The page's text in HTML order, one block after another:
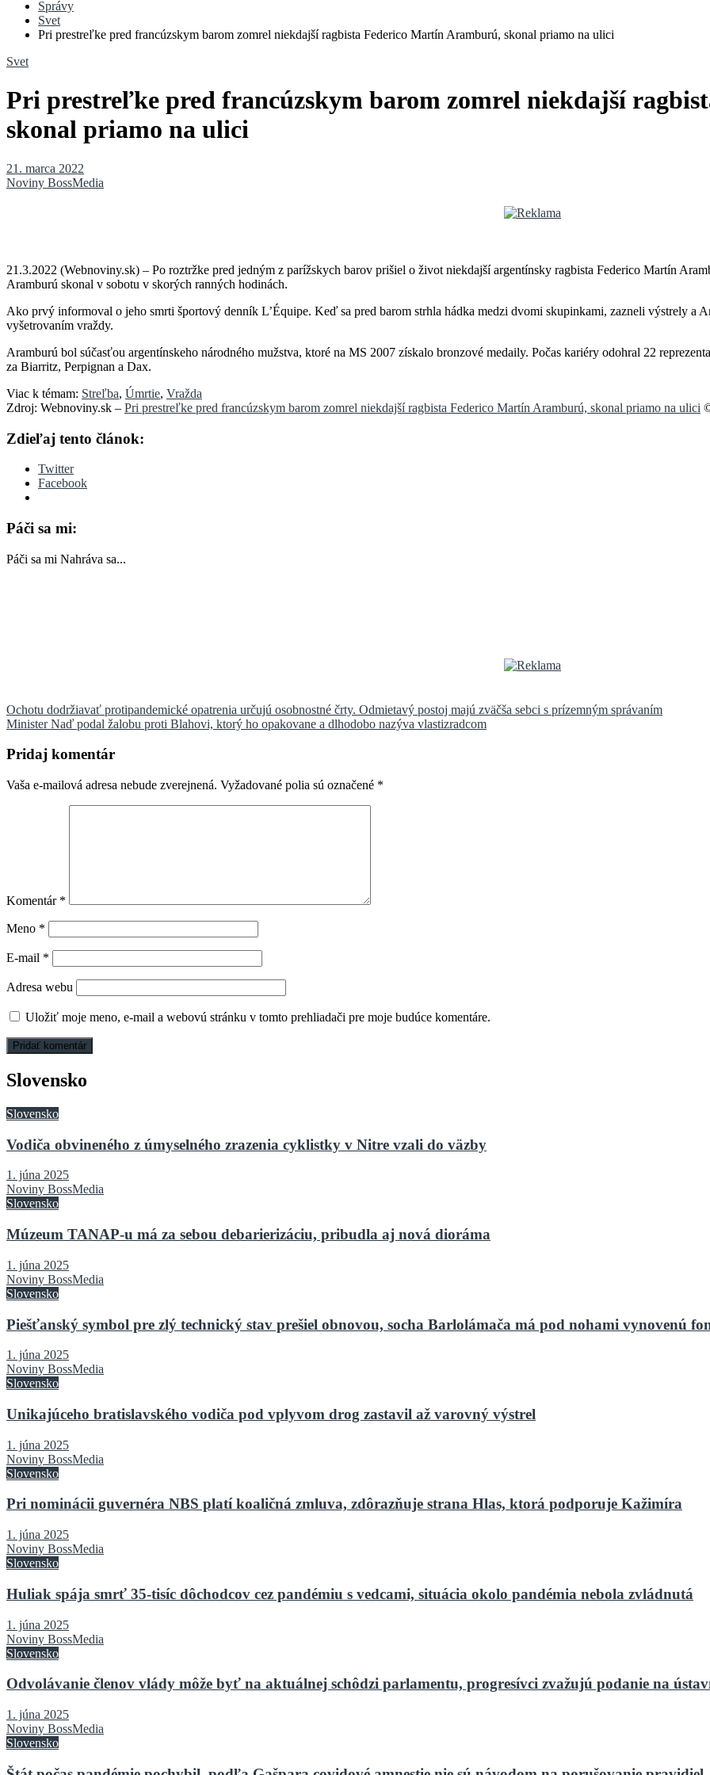
Správy
Svet
Pri prestreľke pred francúzskym barom zomrel niekdajší ragbista Federico Martín Aramburú, skonal priamo na ulici
Svet
Pri prestreľke pred francúzskym barom zomrel niekdajší
skonal priamo na ulici
21. marca 2022
Noviny BossMedia
21.3.2022 (Webnoviny.sk) – Po roztržke pred jedným z parížskych barov prišiel o život niekdajší argentínsky ragbista Federico Martín
Aramburú skonal v sobotu v skorých ranných hodinách.
Ako prvý informoval o jeho smrti športový denník L’Équipe. Keď sa pred barom strhla hádka medzi dvomi skupinkami, zazneli výstrely a
vyšetrovaním vraždy.
Aramburú bol súčasťou argentínskeho národného mužstva, ktoré na MS 2007 získalo bronzové medaily. Počas kariéry odohral 22
za Biarritz, Perpignan a Dax.
Viac k témam: Streľba, Úmrtie, Vražda
Zdroj: Webnoviny.sk – Pri prestreľke pred francúzskym barom zomrel niekdajší ragbista Federico Martín Aramburú, skonal priamo na ulici
Zdieľaj tento článok:
Twitter
Facebook
Páči sa mi:
Páči sa mi Nahráva sa...
Navigácia
v
článku
Ochotu dodržiavať protipandemické opatrenia určujú osobnostné črty. Odmietavý postoj majú zväčša sebci s prízemným správaním
Minister Naď podal žalobu proti Blahovi, ktorý ho opakovane a dlhodobo nazýva vlastizradcom
Pridaj komentár
Vaša e-mailová adresa nebude zverejnená. Vyžadované polia sú označené *
Komentár *
Meno *
E-mail *
Adresa webu
Uložiť moje meno, e-mail a webovú stránku v tomto prehliadači pre moje budúce komentáre.
Slovensko
Slovensko
Vodiča obvineného z úmyselného zrazenia cyklistky v Nitre vzali do väzby
1. júna 2025
Noviny BossMedia
Slovensko
Múzeum TANAP-u má za sebou debarierizáciu, pribudla aj nová dioráma
1. júna 2025
Noviny BossMedia
Slovensko
Piešťanský symbol pre zlý technický stav prešiel obnovou, socha Barlolámača má pod nohami vynovenú
1. júna 2025
Noviny BossMedia
Slovensko
Unikajúceho bratislavského vodiča pod vplyvom drog zastavil až varovný výstrel
1. júna 2025
Noviny BossMedia
Slovensko
Pri nominácii guvernéra NBS platí koaličná zmluva, zdôrazňuje strana Hlas, ktorá podporuje Kažimíra
1. júna 2025
Noviny BossMedia
Slovensko
Huliak spája smrť 35-tisíc dôchodcov cez pandémiu s vedcami, situácia okolo pandémia nebola zvládnutá
1. júna 2025
Noviny BossMedia
Slovensko
Odvolávanie členov vlády môže byť na aktuálnej schôdzi parlamentu, progresívci zvažujú podanie na
1. júna 2025
Noviny BossMedia
Slovensko